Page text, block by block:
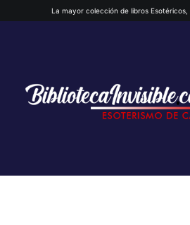
La mayor colección de libros Esotéricos,